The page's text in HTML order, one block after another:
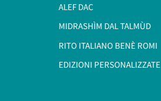
ALEF DAC
MIDRASHÌM DAL TALMÙD
RITO ITALIANO BENÈ ROMI​
EDIZIONI PERSONALIZZATE